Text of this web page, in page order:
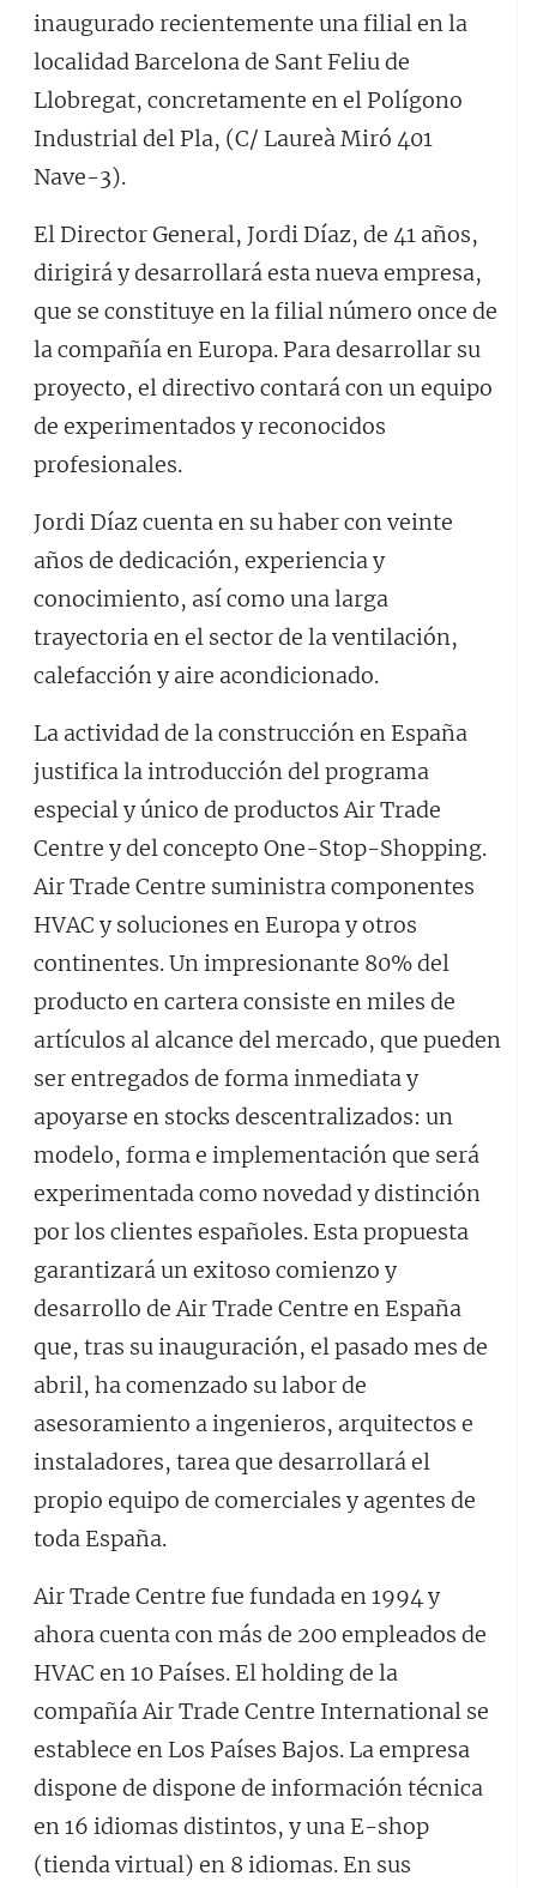
inaugurado recientemente una filial en la
localidad Barcelona de Sant Feliu de
Llobregat, concretamente en el Polígono
Industrial del Pla, (C/ Laureà Miró 401
Nave-3).
El Director General, Jordi Díaz, de 41 años,
dirigirá y desarrollará esta nueva empresa,
que se constituye en la filial número once de
la compañía en Europa. Para desarrollar su
proyecto, el directivo contará con un equipo
de experimentados y reconocidos
profesionales.
Jordi Díaz cuenta en su haber con veinte
años de dedicación, experiencia y
conocimiento, así como una larga
trayectoria en el sector de la ventilación,
calefacción y aire acondicionado.
La actividad de la construcción en España
justifica la introducción del programa
especial y único de productos Air Trade
Centre y del concepto One-Stop-Shopping.
Air Trade Centre suministra componentes
HVAC y soluciones en Europa y otros
continentes. Un impresionante 80% del
producto en cartera consiste en miles de
artículos al alcance del mercado, que pueden
ser entregados de forma inmediata y
apoyarse en stocks descentralizados: un
modelo, forma e implementación que será
experimentada como novedad y distinción
por los clientes españoles. Esta propuesta
garantizará un exitoso comienzo y
desarrollo de Air Trade Centre en España
que, tras su inauguración, el pasado mes de
abril, ha comenzado su labor de
asesoramiento a ingenieros, arquitectos e
instaladores, tarea que desarrollará el
propio equipo de comerciales y agentes de
toda España.
Air Trade Centre fue fundada en 1994 y
ahora cuenta con más de 200 empleados de
HVAC en 10 Países. El holding de la
compañía Air Trade Centre International se
establece en Los Países Bajos. La empresa
dispone de dispone de información técnica
en 16 idiomas distintos, y una E-shop
(tienda virtual) en 8 idiomas. En sus